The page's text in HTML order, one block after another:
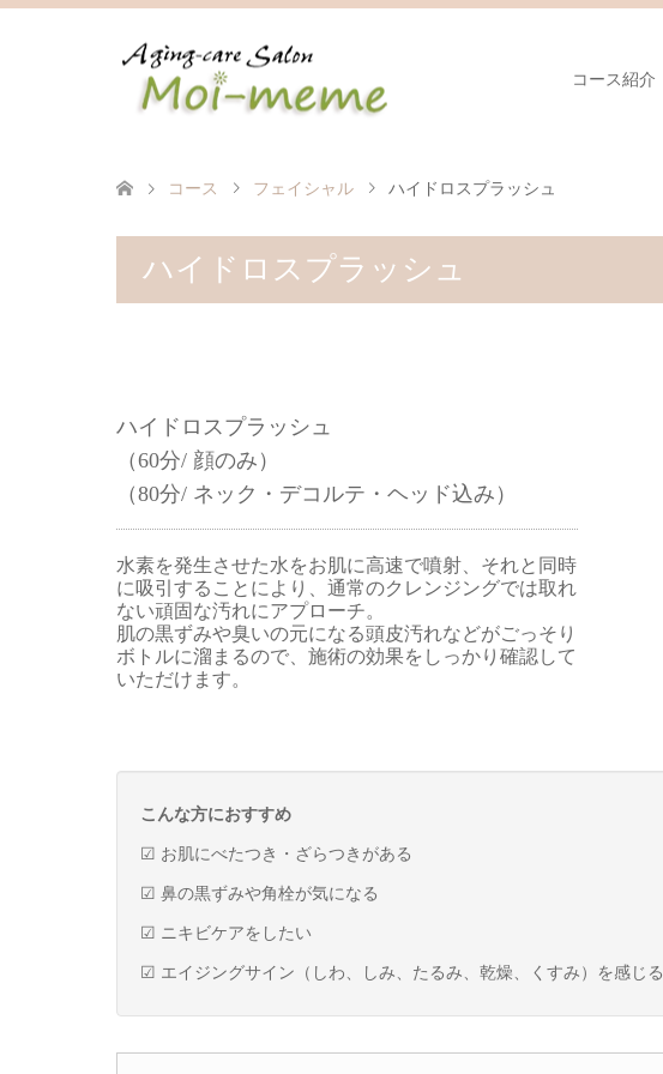
コース紹介
コース フェイシャル ハイドロスプラッシュ
ハイドロスプラッシュ
ハイドロスプラッシュ
（60分/ 顔のみ）
（80分/ ネック・デコルテ・ヘッド込み）
水素を発生させた水をお肌に高速で噴射、それと同時
に吸引することにより、通常のクレンジングでは取れ
ない頑固な汚れにアプローチ。
肌の黒ずみや臭いの元になる頭皮汚れなどがごっそり
ボトルに溜まるので、施術の効果をしっかり確認して
いただけます。
こんな方におすすめ
☑ お肌にべたつき・ざらつきがある
☑ 鼻の黒ずみや角栓が気になる
☑ ニキビケアをしたい
☑ エイジングサイン（しわ、しみ、たるみ、乾燥、くすみ）を感じる